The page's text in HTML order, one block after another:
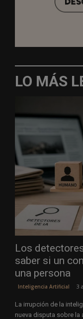
LO MÁS
Los
saber si un
una persona
Inteligencia Artificial 3
La irrupción de la
nueva disputa sobre la